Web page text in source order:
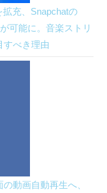
充、Snapchatの
可能に。音楽ストリ
すべき理由
動画自動再生へ、